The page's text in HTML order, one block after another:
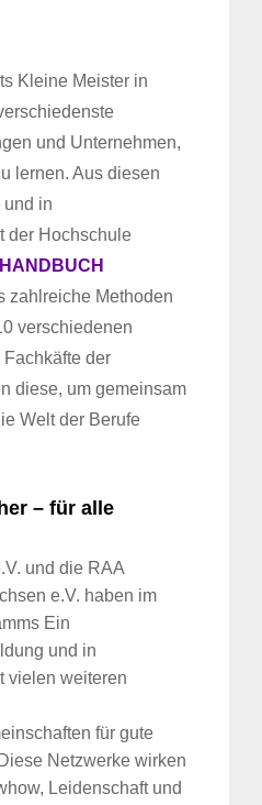
Kleine Meister in
und Unternehmen,
lernen. Aus diesen
und in
der Hochschule
HANDBUCH
zahlreiche Methoden
verschiedenen
der
diese, um gemeinsam
Welt der Berufe
– für alle
und die RAA
e.V. haben im
Ein
und in
vielen weiteren
für gute
Netzwerke wirken
Leidenschaft und